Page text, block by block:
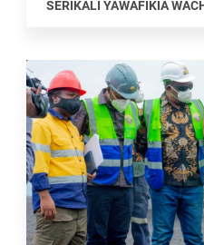
SERIKALI YAWAFIKIA